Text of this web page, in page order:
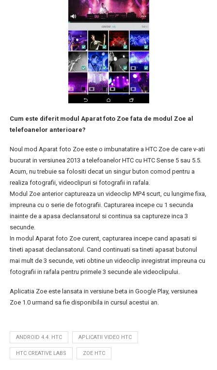
Cum este diferit modul Aparat foto Zoe fata de modul Zoe al
telefoanelor anterioare?
Noul mod Aparat foto Zoe este o imbunatatire a HTC Zoe de care v-ati
bucurat in versiunea 2013 a telefoanelor HTC cu HTC Sense 5 sau 5.5.
Acum, nu trebuie sa folositi decat un singur buton comod pentru a
realiza fotografii, videoclipuri si fotografii in rafala.
Modul Zoe anterior captureaza un videoclip MP4 scurt, cu lungime fixa,
impreuna cu o serie de fotografii. Capturarea incepe cu 1 secunda
inainte de a apasa declansatorul si continua sa captureze inca 3
secunde.
In modul Aparat foto Zoe curent, capturarea incepe cand apasati si
tineti apasat declansatorul. Cand continuati sa tineti apasat butonul
mai mult de 3 secunde, veti obtine un videoclip inregistrat impreuna cu
fotografii in rafala pentru primele 3 secunde ale videoclipului.
Aplicatia Zoe este lansata in versiune beta in Google Play, versiunea
Zoe 1.0 urmand sa fie disponibila in cursul acestui an.
ANDROID 4.4. HTC APLICATII VIDEO HTC
HTC CREATIVE LABS ZOE HTC